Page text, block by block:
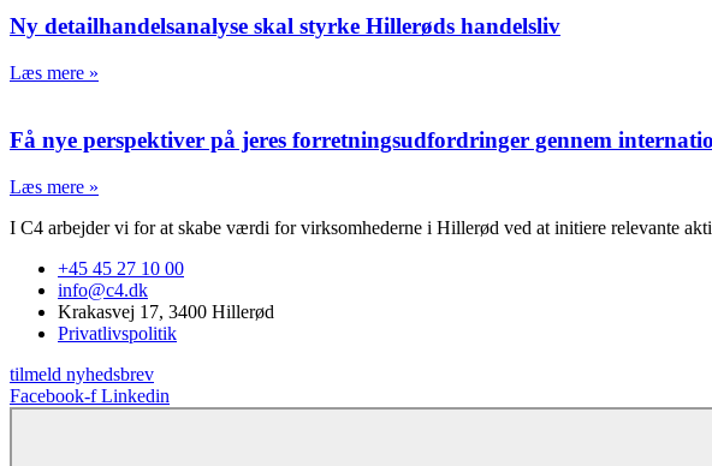
Ny detailhandelsanalyse skal styrke Hillerøds handelsliv
Læs mere »
Få nye perspektiver på jeres forretningsudfordringer gennem
Læs mere »
I C4 arbejder vi for at skabe værdi for virksomhederne i Hillerød ved at initiere relevante
+45 45 27 10 00
info@c4.dk
Krakasvej 17, 3400 Hillerød
Privatlivspolitik
tilmeld nyhedsbrev
Facebook-f Linkedin